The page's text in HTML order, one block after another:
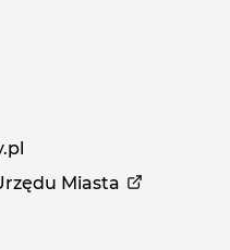
Miasta